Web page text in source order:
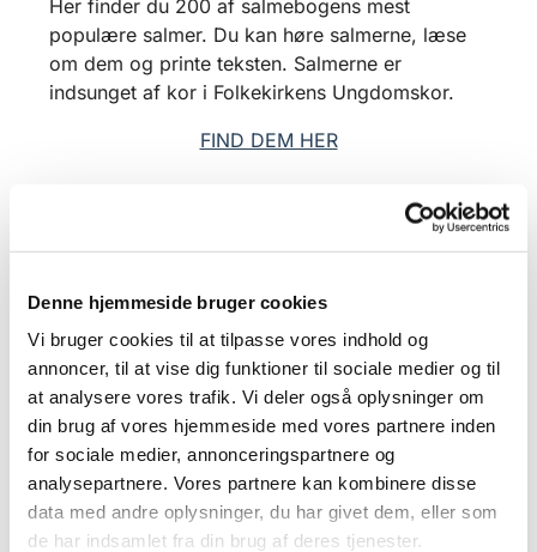
Denne hjemmeside bruger cookies
Vi bruger cookies til at tilpasse vores indhold og
annoncer, til at vise dig funktioner til sociale medier og til
at analysere vores trafik. Vi deler også oplysninger om
din brug af vores hjemmeside med vores partnere inden
for sociale medier, annonceringspartnere og
analysepartnere. Vores partnere kan kombinere disse
data med andre oplysninger, du har givet dem, eller som
de har indsamlet fra din brug af deres tjenester.
Her finder du 200 af salmebogens mest
populære salmer. Du kan høre salmerne, læse
om dem og printe teksten. Salmerne er
indsunget af kor i Folkekirkens Ungdomskor.
FIND DEM HER
Du vil måske også kunne
lide...